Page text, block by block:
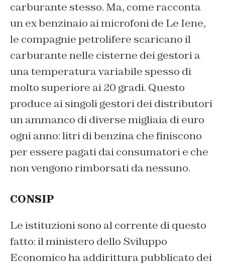
carburante stesso. Ma, come racconta
un ex benzinaio ai microfoni de Le Iene,
le compagnie petrolifere scaricano il
carburante nelle cisterne dei gestori a
una temperatura variabile spesso di
molto superiore ai 20 gradi. Questo
produce ai singoli gestori dei distributori
un ammanco di diverse migliaia di euro
ogni anno: litri di benzina che finiscono
per essere pagati dai consumatori e che
non vengono rimborsati da nessuno.
CONSIP
Le istituzioni sono al corrente di questo
fatto: il ministero dello Sviluppo
Economico ha addirittura pubblicato dei